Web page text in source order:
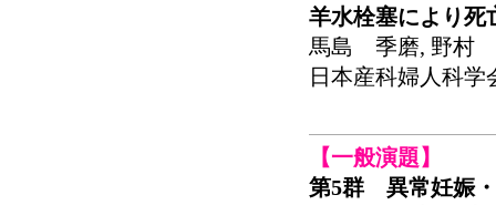
羊水栓塞により死
馬島 季磨, 野村
日本産科婦人科学
【一般演題】
第5群 異常妊娠